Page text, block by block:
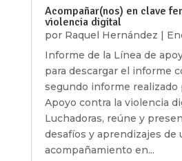
Acompañar(nos) en clave
violencia digital
por Raquel Hernández |
Informe de la Línea de
para descargar el informe
segundo informe realizado
Apoyo contra la violencia
Luchadoras, reúne y
desafíos y aprendizajes de
acompañamiento en...